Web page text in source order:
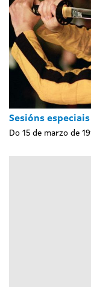
Sesións especiais
Do 15 de marzo de